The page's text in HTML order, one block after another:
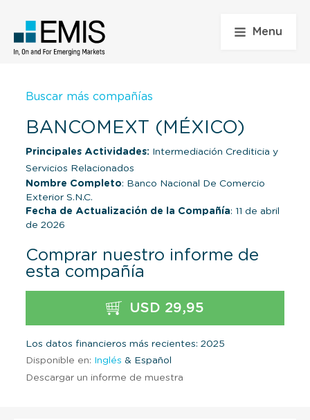
Menu
Buscar más compañías
BANCOMEXT (MÉXICO)
Principales Actividades: Intermediación Crediticia y
Servicios Relacionados
Nombre Completo: Banco Nacional De Comercio
Exterior S.N.C.
Fecha de Actualización de la Compañía: 11 de abril
de 2026
Comprar nuestro informe de
esta compañía
USD 29,95
Los datos financieros más recientes: 2025
Disponible en: Inglés & Español
Descargar un informe de muestra